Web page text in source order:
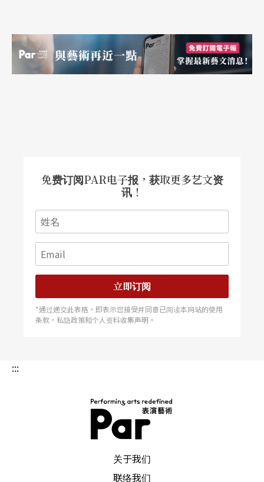
免费订阅PAR电子报，获取更多艺文资
讯！
立即订阅
*通过递交此表格，即表示您接受并同意已阅读本网站的使用
条款，私隐政策和个人资料收集声明。
:::
关于我们
联络我们